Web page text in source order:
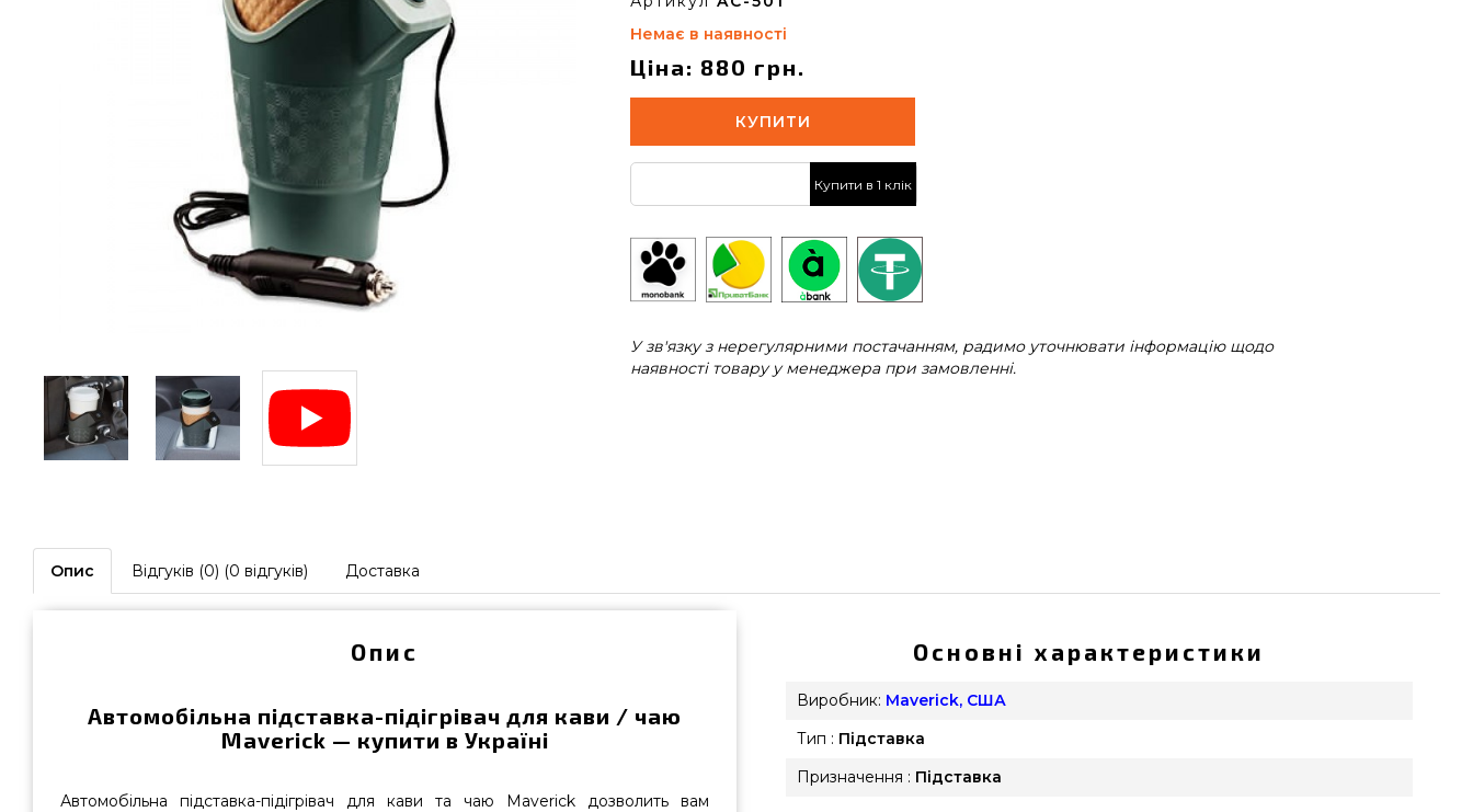
Немає в наявності
Ціна: 880 грн.
КУПИТИ
Купити в 1 клік
У зв'язку з нерегулярними постачанням, радимо уточнювати інформацію щодо
наявності товару у менеджера при замовленні.
Опис Відгуків (0) (0 відгуків) Доставка
Опис
Автомобільна підставка-підігрівач для кави / чаю
Maverick — купити в Україні
Автомобільна підставка-підігрівач для кави та чаю Maverick дозволить вам
Основні характеристики
Виробник: Maverick, США
Тип : Підставка
Призначення : Підставка